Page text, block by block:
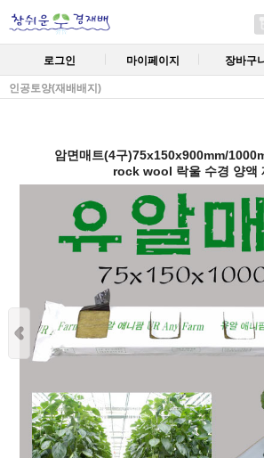
로그인 마이페이지 장바구
인공토양(재배배지)
암면매트(4구)75x150x900mm/
rock wool 락울 수경 양액